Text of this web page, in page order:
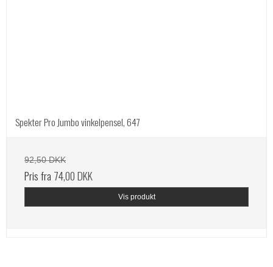
Spekter Pro Jumbo vinkelpensel, 647
92,50 DKK
Pris fra 74,00 DKK
Vis produkt